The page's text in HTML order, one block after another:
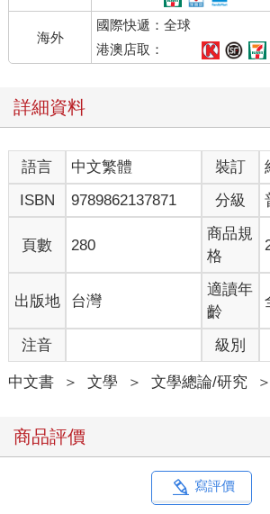
形式。它十分頑強，不管科技如何演變，
符合故事結構的產品硬是能帶給我們更高的
像一個最極端的感官案例就知道了：即便在
場景、有角色、有因果鍊，而不是一開場
幾乎可以說，大部份的人類都是故事的成
它的媒介不一樣而已。從最深奧的文學小說
小電視，乃至於你在客運上聽到前座兩人說
供類似的滿足，也共享類似的敘事結構。
從「進入另一個人生」出發，我們也可以知
人最有威力。什麼時候你會覺得想進入另一
「匱乏」（自己的人生比別人少了些什麼）
人生是你永遠沒機會經歷的）。前者如蔡宜
說《琅琊榜》時就提到，故事中的所有重要
人復仇」的軸線，它的爆紅可能就反應了中
家庭結構裡積壓的不滿，這便可視作某種
年流行的美式超級英雄電影，各個具有強大
殲滅生活中無法殲滅的那些威脅和不公。當
奇遇、從軟弱的青年變身成可以獨力拯救即
「如果有這麼一個人就好了」，甚至「如果
了」。即便在一些不那麼華麗的例子裡，這
致也不脫出於「匱乏」的嫉妒情緒（他憑
觀」的窺視心態（你不覺得他很扯嗎！）。
海外
國際快遞：全球
港澳店取：
詳細資料
語言 中文繁體 裝訂
ISBN
9789862137871 分級
頁數 280
商品規
格
出版地 台灣
適讀年
齡
注音 級別
中文書 ＞ 文學 ＞ 文學總論/研究 ＞
商品評價
寫評價